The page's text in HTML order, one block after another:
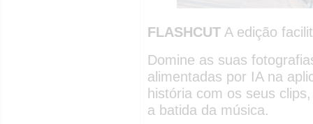
FLASHCUT A edição
Domine as suas
alimentadas por IA na
história com os seus
a batida da música.